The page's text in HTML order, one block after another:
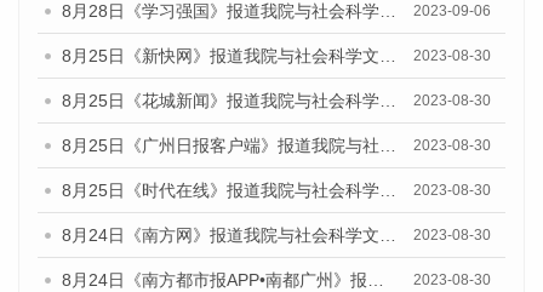
8月28日《学习强国》报道我院与社会科学文献出版社联合发布《广州蓝皮书：广州创新型城市发展报告（2023）》的媒体文章 2023-09-06
8月25日《新快网》报道我院与社会科学文献出版社联合发布《广州蓝皮书：广州文化产业发展报告（2023）》的媒体文章 2023-08-30
8月25日《花城新闻》报道我院与社会科学文献出版社联合发布《广州蓝皮书：广州文化产业发展报告（2023）》的媒体文章 2023-08-30
8月25日《广州日报客户端》报道我院与社会科学文献出版社联合发布《广州蓝皮书：广州文化产业发展报告（2023）》的媒体文章 2023-08-30
8月25日《时代在线》报道我院与社会科学文献出版社联合发布《广州蓝皮书：广州文化产业发展报告（2023）》的媒体文章 2023-08-30
8月24日《南方网》报道我院与社会科学文献出版社联合发布《广州蓝皮书：广州文化产业发展报告（2023）》的媒体文章 2023-08-30
8月24日《南方都市报APP•南都广州》报道我院与社会科学文献出版社联合发布《广州蓝皮书：广州文化产业发展报告（2023）》的媒体文章 2023-08-30